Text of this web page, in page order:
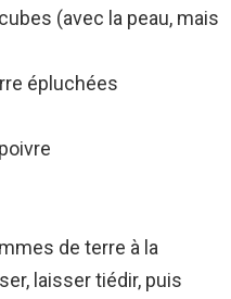
(avec la peau, mais
épluchées
de terre à la
laisser tiédir, puis